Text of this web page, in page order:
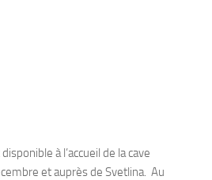
à l’accueil de la cave
et auprès de Svetlina. Au